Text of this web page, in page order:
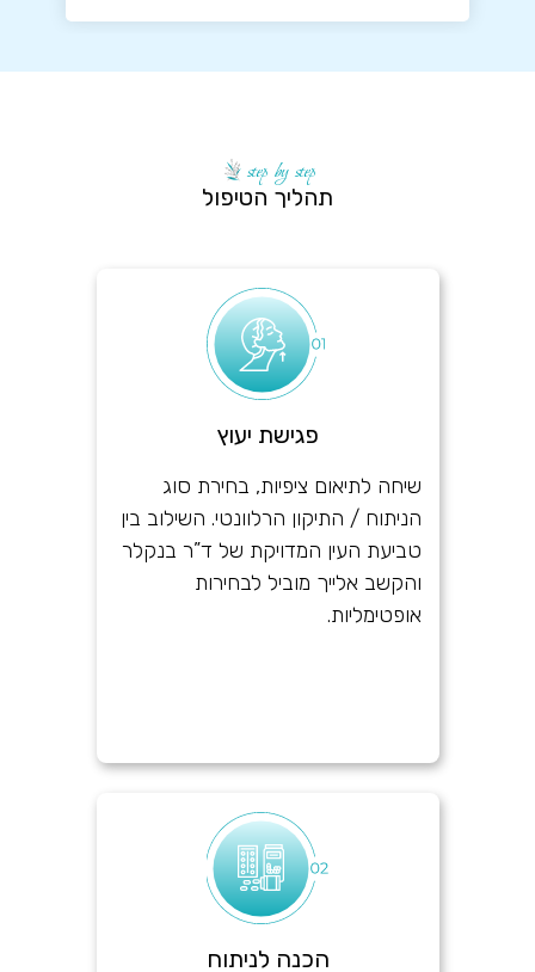
step by step
תהליך הטיפול
פגישת יעוץ
שיחה לתיאום ציפיות, בחירת סוג
הניתוח / התיקון הרלוונטי. השילוב בין
טביעת העין המדויקת של ד”ר בנקלר
והקשב אלייך מוביל לבחירות
אופטימליות.
הכנה לניתוח